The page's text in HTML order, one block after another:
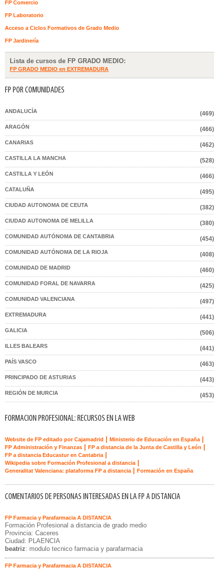
FP Comercio
FP Laboratorio
Acceso a Ciclos Formativos de Grado Medio
FP Jardinería
Lista de cursos de FP GRADO MEDIO:
FP GRADO MEDIO en EXTREMADURA
FP POR COMUNIDADES
ANDALUCÍA (469)
ARAGÓN (466)
CANARIAS (462)
CASTILLA LA MANCHA (528)
CASTILLA Y LEÓN (466)
CATALUÑA (495)
CIUDAD AUTONOMA DE CEUTA (382)
CIUDAD AUTONOMA DE MELILLA (380)
COMUNIDAD AUTÓNOMA DE CANTABRIA (454)
COMUNIDAD AUTÓNOMA DE LA RIOJA (408)
COMUNIDAD DE MADRID (460)
COMUNIDAD FORAL DE NAVARRA (425)
COMUNIDAD VALENCIANA (497)
EXTREMADURA (441)
GALICIA (506)
ILLES BALEARS (441)
PAÍS VASCO (463)
PRINCIPADO DE ASTURIAS (443)
REGIÓN DE MURCIA (453)
FORMACION PROFESIONAL: RECURSOS EN LA WEB
Website de FP editado por Cajamadrid Ministerio de Educación en España
FP Administración y Finanzas FP a distancia de la Junta de Castilla y León
FP a distancia Educastur en Cantabria
Wikipedia sobre Formación Profesional a distancia
Generalitat Valenciana: plataforma FP a distancia Formación en España
COMENTARIOS DE PERSONAS INTERESADAS EN LA FP A DISTANCIA
FP Farmacia y Parafarmacia A DISTANCIA
Formación Profesional a distancia de grado medio
Provincia: Caceres
Ciudad: PLAENCIA
beatriz: modulo tecnico farmacia y parafarmacia
FP Farmacia y Parafarmacia A DISTANCIA